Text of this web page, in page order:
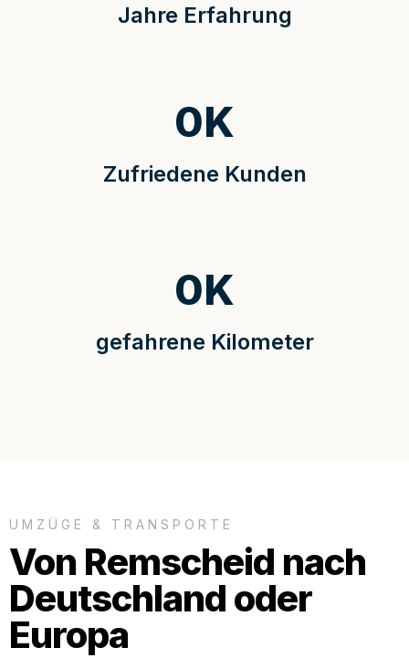
Jahre Erfahrung
Zufriedene Kunden
0K
gefahrene Kilometer
0K
UMZÜGE & TRANSPORTE
Von Remscheid nach
Deutschland oder
Europa